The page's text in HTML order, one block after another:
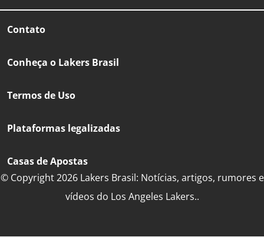
Contato
Conheça o Lakers Brasil
Termos de Uso
Plataformas legalizadas
Casas de Apostas
© Copyright 2026 Lakers Brasil: Notícias, artigos, rumores e
vídeos do Los Angeles Lakers..